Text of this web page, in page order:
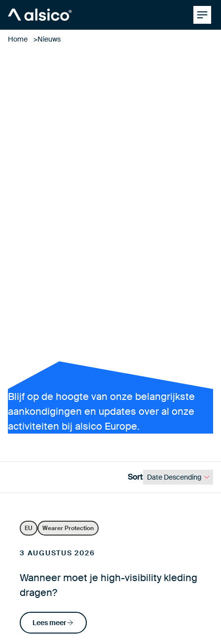
Home Nieuws
Blijf op de hoogte van onze belangrijkste
aankondigingen en updates over al onze
activiteiten bij alsico Europe.
Sort
EU Wearer Protection
3 AUGUSTUS 2026
Wanneer moet je high-visibility kleding
dragen?
Lees meer